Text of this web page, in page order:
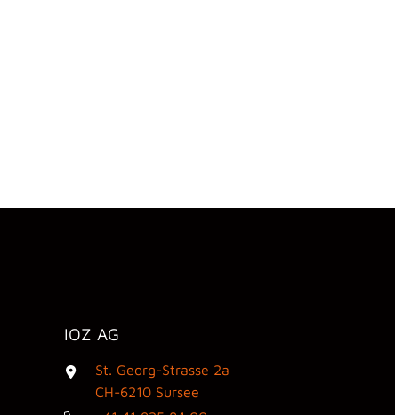
IOZ AG
St. Georg-Strasse 2a
CH-6210 Sursee